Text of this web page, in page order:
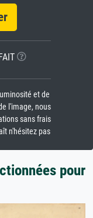
et de
l'image, nous
sans frais
n'hésitez pas
pour